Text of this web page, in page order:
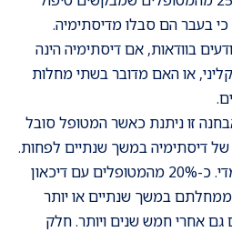
כי בעבר הם סבלו מדיסתימיה.
בוודאות, אם דיסתימיה הינה
או האם מדובר בשתי מחלות
זו ניתנת כאשר המטופל סובל
של דיסתימיה במשך שנתיים לפחות.
לצערנו מצב זה נפוץ למדי. כ-20% מהמטופלים עם דיכאון
במשך שנתיים או יותר
גם אחרי חמש שנים ויותר. חלק